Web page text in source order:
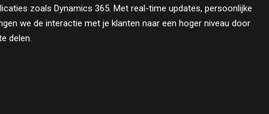
zoals Dynamics 365. Met real-time updates, persoonlijke
we de interactie met je klanten naar een hoger niveau door
delen.